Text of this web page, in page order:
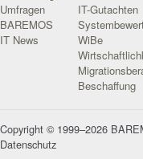
Umfragen
BAREMOS
IT News
IT-Gutachten
WiBe
Beschaffung
Copyright © 1999–2026
Datenschutz